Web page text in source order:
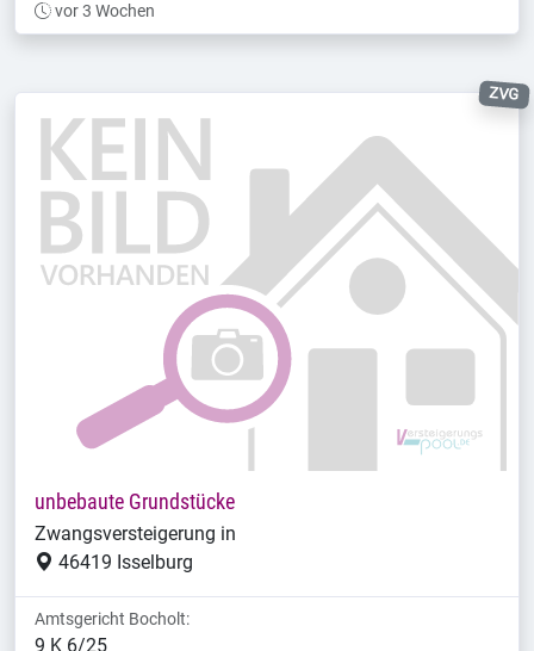
vor 3 Wochen
ZVG
unbebaute Grundstücke
Zwangsversteigerung in
46419 Isselburg
Amtsgericht Bocholt:
9 K 6/25